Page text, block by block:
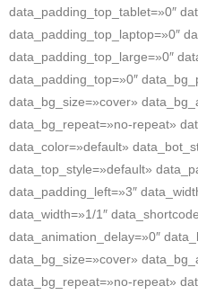
data_padding_top_tablet=»0″
data_padding_top_laptop=»0″
data_padding_top_large=»0″
data_padding_top=»0″
data_bg_size=»cover»
data_bg_repeat=»no-repeat»
data_color=»default»
data_top_style=»default»
data_padding_left=»3″
data_width=»1/1″
data_animation_delay=»0″
data_bg_size=»cover»
data_bg_repeat=»no-repeat»